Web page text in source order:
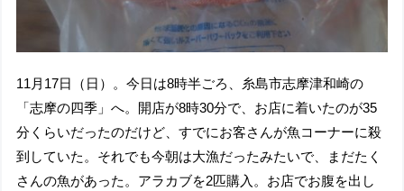
11月17日（日）。今日は8時半ごろ、糸島市志摩津和崎の
「志摩の四季」へ。開店が8時30分で、お店に着いたのが35
分くらいだったのだけど、すでにお客さんが魚コーナーに殺
到していた。それでも今朝は大漁だったみたいで、まだたく
さんの魚があった。アラカブを2匹購入。お店でお腹を出し